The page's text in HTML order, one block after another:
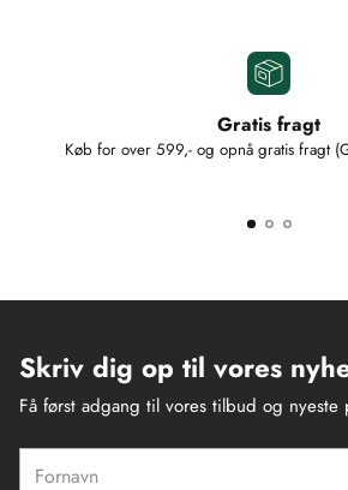
Gratis fragt
Køb for over 599,- og opnå gratis fragt
Skriv dig op til vores
Få først adgang til vores tilbud og nyeste